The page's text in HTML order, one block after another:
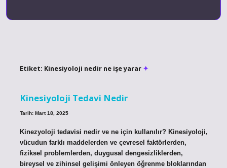
Etiket: Kinesiyoloji nedir ne işe yarar
Kinesiyoloji Tedavi Nedir
Tarih: Mart 18, 2025
Kinezyoloji tedavisi nedir ve ne için kullanılır? Kinesiyoloji,
vücudun farklı maddelerden ve çevresel faktörlerden,
fiziksel problemlerden, duygusal dengesizliklerden,
bireysel ve zihinsel gelişimi önleyen öğrenme bloklarından